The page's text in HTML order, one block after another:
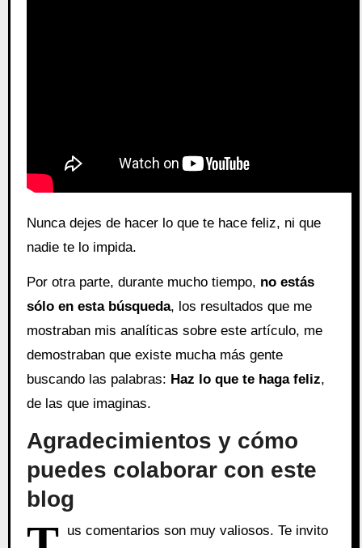
Nunca dejes de hacer lo que te hace feliz, ni que
nadie te lo impida.
Por otra parte, durante mucho tiempo, no estás
sólo en esta búsqueda, los resultados que me
mostraban mis analíticas sobre este artículo, me
demostraban que existe mucha más gente
buscando las palabras: Haz lo que te haga feliz,
de las que imaginas.
Agradecimientos y cómo
puedes colaborar con este
blog
us comentarios son muy valiosos. Te invito